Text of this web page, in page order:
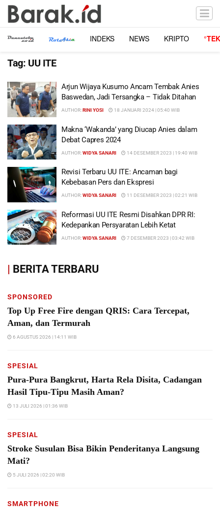
INDEKS NEWS KRIPTO
Tag: UU ITE
Arjun Wijaya Kusumo Ancam Tembak Anies
Baswedan, Jadi Tersangka – Tidak Ditahan
AUTHOR:RINI YOSI 18 JANUARI 2024 | 05:40 WIB
Makna ‘Wakanda’ yang Diucap Anies dalam
Debat Capres 2024
AUTHOR:WIDYA SANARI 14 DESEMBER 2023 | 19:40 WIB
Revisi Terbaru UU ITE: Ancaman bagi
Kebebasan Pers dan Ekspresi
AUTHOR:WIDYA SANARI 11 DESEMBER 2023 | 02:21 WIB
Reformasi UU ITE Resmi Disahkan DPR RI:
Kedepankan Persyaratan Lebih Ketat
AUTHOR:WIDYA SANARI 7 DESEMBER 2023 | 03:42 WIB
| BERITA TERBARU
SPONSORED
Top Up Free Fire dengan QRIS: Cara Tercepat,
Aman, dan Termurah
6 AGUSTUS 2026 | 14:11 WIB
SPESIAL
Pura-Pura Bangkrut, Harta Rela Disita, Cadangan
Hasil Tipu-Tipu Masih Aman?
13 JULI 2026 | 01:36 WIB
SPESIAL
Stroke Susulan Bisa Bikin Penderitanya Langsung
Mati?
5 JULI 2026 | 02:20 WIB
SMARTPHONE